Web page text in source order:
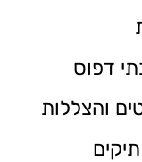
דפוס
והצללות